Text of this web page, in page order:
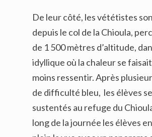
De leur côté, les vététistes
depuis le col de la Chioula,
de 1 500 mètres d’altitude,
idyllique où la chaleur se
moins ressentir. Après
de difficulté bleu, les élèves
sustentés au refuge du
long de la journée les élèves